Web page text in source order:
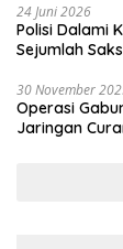
24 Juni 2026
Polisi Dalami
Sejumlah
30 November
Operasi
Jaringan